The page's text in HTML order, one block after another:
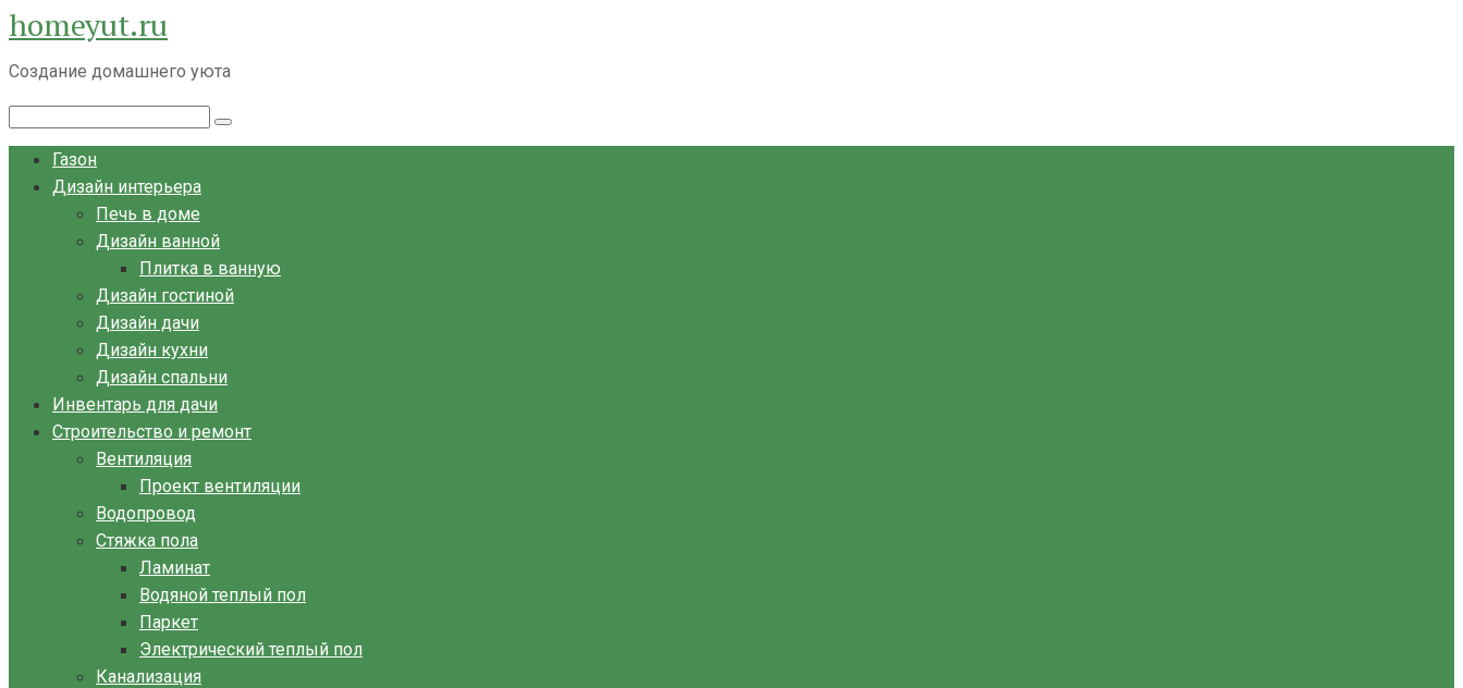
Перейти
к
контенту
homeyut.ru
Создание домашнего уюта
Газон
Дизайн интерьера
Печь в доме
Дизайн ванной
Плитка в ванную
Дизайн гостиной
Дизайн дачи
Дизайн кухни
Дизайн спальни
Инвентарь для дачи
Строительство и ремонт
Вентиляция
Проект вентиляции
Водопровод
Стяжка пола
Ламинат
Водяной теплый пол
Паркет
Электрический теплый пол
Канализация